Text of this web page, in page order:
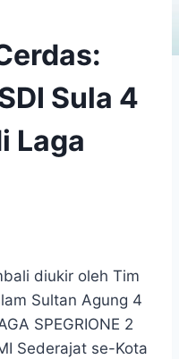
Sula 4
Laga
diukir oleh Tim
Sultan Agung 4
SPEGRIONE 2
Sederajat se-Kota